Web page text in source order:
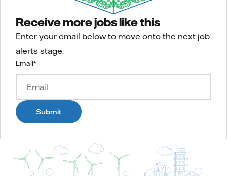
Receive more jobs like this
Enter your email below to move onto the next job
alerts stage.
Email*
Submit